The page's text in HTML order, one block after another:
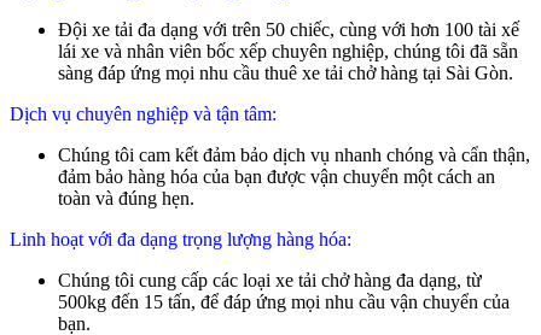
Đội xe tải đa dạng với trên 50 chiếc, cùng với hơn 100 tài xế
lái xe và nhân viên bốc xếp chuyên nghiệp, chúng tôi đã sẵn
sàng đáp ứng mọi nhu cầu thuê xe tải chở hàng tại Sài Gòn.
Dịch vụ chuyên nghiệp và tận tâm:
Chúng tôi cam kết đảm bảo dịch vụ nhanh chóng và cẩn thận,
đảm bảo hàng hóa của bạn được vận chuyển một cách an
toàn và đúng hẹn.
Linh hoạt với đa dạng trọng lượng hàng hóa:
Chúng tôi cung cấp các loại xe tải chở hàng đa dạng, từ
500kg đến 15 tấn, để đáp ứng mọi nhu cầu vận chuyển của
bạn.